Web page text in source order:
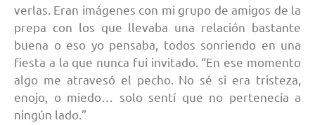
verlas. Eran imágenes con mi grupo de amigos de la
prepa con los que llevaba una relación bastante
buena o eso yo pensaba, todos sonriendo en una
fiesta a la que nunca fui invitado. “En ese momento
algo me atravesó el pecho. No sé si era tristeza,
enojo, o miedo… solo sentí que no pertenecía a
ningún lado.”